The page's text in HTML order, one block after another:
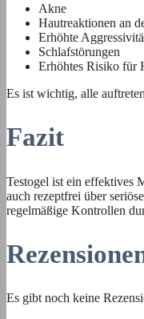
Akne
Hautreaktionen an
Erhöhte
Schlafstörungen
Erhöhtes Risiko für
Es ist wichtig, alle
Fazit
Testogel ist ein effektives
auch rezeptfrei über
regelmäßige Kontrollen
Es gibt noch keine